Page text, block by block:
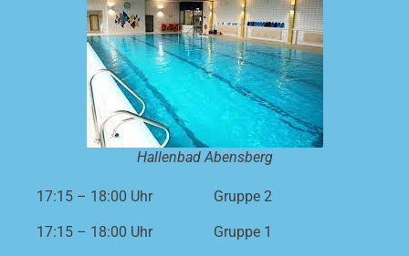
Hallenbad Abensberg
17:15 – 18:00 Uhr
17:15 – 18:00 Uhr
Gruppe 2
Gruppe 1